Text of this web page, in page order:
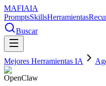
MAFIAIA
PromptsSkillsHerramientas
Buscar
Mejores Herramientas IA